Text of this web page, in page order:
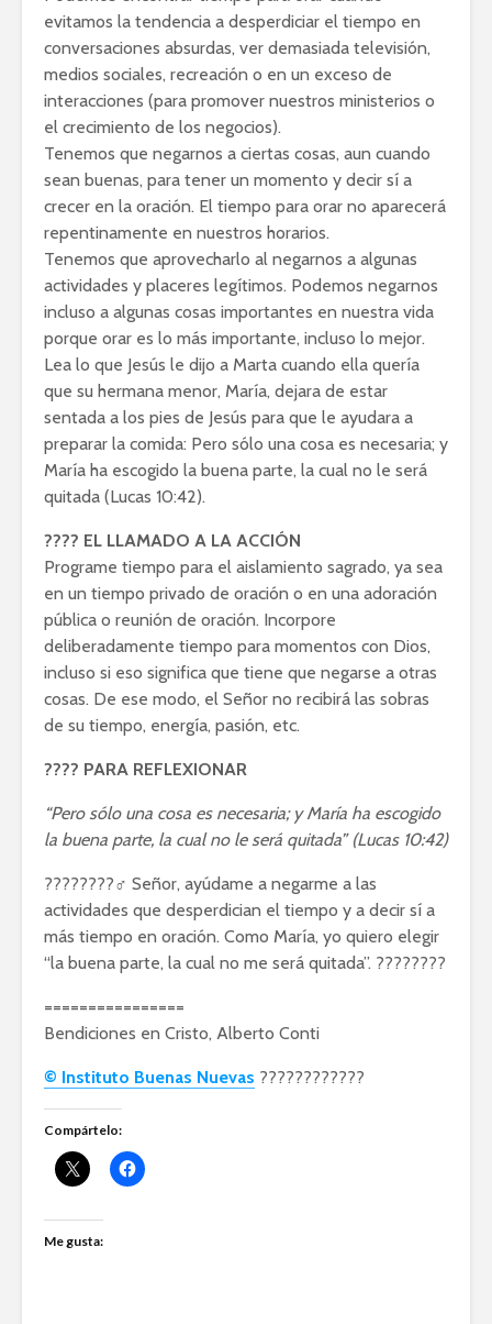
evitamos la tendencia a desperdiciar el tiempo en
conversaciones absurdas, ver demasiada televisión,
medios sociales, recreación o en un exceso de
interacciones (para promover nuestros ministerios o
el crecimiento de los negocios).
Tenemos que negarnos a ciertas cosas, aun cuando
sean buenas, para tener un momento y decir sí a
crecer en la oración. El tiempo para orar no aparecerá
repentinamente en nuestros horarios.
Tenemos que aprovecharlo al negarnos a algunas
actividades y placeres legítimos. Podemos negarnos
incluso a algunas cosas importantes en nuestra vida
porque orar es lo más importante, incluso lo mejor.
Lea lo que Jesús le dijo a Marta cuando ella quería
que su hermana menor, María, dejara de estar
sentada a los pies de Jesús para que le ayudara a
preparar la comida: Pero sólo una cosa es necesaria; y
María ha escogido la buena parte, la cual no le será
quitada (Lucas 10:42).
???? EL LLAMADO A LA ACCIÓN
Programe tiempo para el aislamiento sagrado, ya sea
en un tiempo privado de oración o en una adoración
pública o reunión de oración. Incorpore
deliberadamente tiempo para momentos con Dios,
incluso si eso significa que tiene que negarse a otras
cosas. De ese modo, el Señor no recibirá las sobras
de su tiempo, energía, pasión, etc.
???? PARA REFLEXIONAR
“Pero sólo una cosa es necesaria; y María ha escogido
la buena parte, la cual no le será quitada” (Lucas 10:42)
????????‍♂️ Señor, ayúdame a negarme a las
actividades que desperdician el tiempo y a decir sí a
más tiempo en oración. Como María, yo quiero elegir
“la buena parte, la cual no me será quitada”. ????????
================
Bendiciones en Cristo, Alberto Conti
© Instituto Buenas Nuevas ????????????️
Compártelo:
Me gusta: